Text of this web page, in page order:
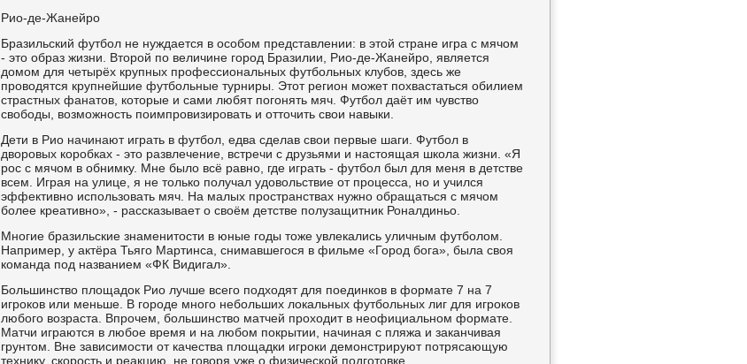
Рио-де-Жанейро
Бразильский футбол не нуждается в особом представлении: в этой стране игра с мячом
- это образ жизни. Второй по величине город Бразилии, Рио-де-Жанейро, является
домом для четырёх крупных профессиональных футбольных клубов, здесь же
проводятся крупнейшие футбольные турниры. Этот регион может похвастаться обилием
страстных фанатов, которые и сами любят погонять мяч. Футбол даёт им чувство
свободы, возможность поимпровизировать и отточить свои навыки.
Дети в Рио начинают играть в футбол, едва сделав свои первые шаги. Футбол в
дворовых коробках - это развлечение, встречи с друзьями и настоящая школа жизни. «Я
рос с мячом в обнимку. Мне было всё равно, где играть - футбол был для меня в детстве
всем. Играя на улице, я не только получал удовольствие от процесса, но и учился
эффективно использовать мяч. На малых пространствах нужно обращаться с мячом
более креативно», - рассказывает о своём детстве полузащитник Роналдиньо.
Многие бразильские знаменитости в юные годы тоже увлекались уличным футболом.
Например, у актёра Тьяго Мартинса, снимавшегося в фильме «Город бога», была своя
команда под названием «ФК Видигал».
Большинство площадок Рио лучше всего подходят для поединков в формате 7 на 7
игроков или меньше. В городе много небольших локальных футбольных лиг для игроков
любого возраста. Впрочем, большинство матчей проходит в неофициальном формате.
Матчи играются в любое время и на любом покрытии, начиная с пляжа и заканчивая
грунтом. Вне зависимости от качества площадки игроки демонстрируют потрясающую
технику, скорость и реакцию, не говоря уже о физической подготовке.